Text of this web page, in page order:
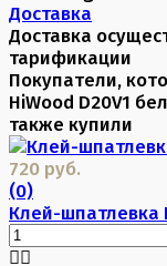
Доставка
Доставка
тарификации
Покупатели,
HiWood D20V1
также купили
720 руб.
(0)
Клей-шпатлевка